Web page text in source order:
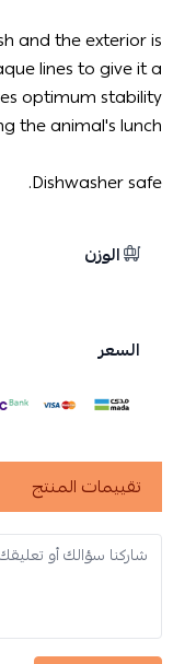
and the exterior is
lines to give it a
optimum stability
the animal's lunch.
Dishwasher safe.
الوزن
السعر
تقييمات المنتج